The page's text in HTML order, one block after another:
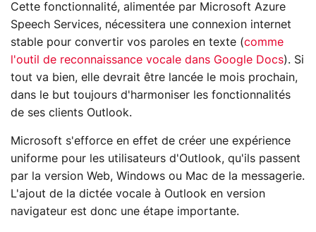
Cette fonctionnalité, alimentée par Microsoft Azure
Speech Services, nécessitera une connexion internet
stable pour convertir vos paroles en texte (comme
l'outil de reconnaissance vocale dans Google Docs). Si
tout va bien, elle devrait être lancée le mois prochain,
dans le but toujours d'harmoniser les fonctionnalités
de ses clients Outlook.
Microsoft s'efforce en effet de créer une expérience
uniforme pour les utilisateurs d'Outlook, qu'ils passent
par la version Web, Windows ou Mac de la messagerie.
L'ajout de la dictée vocale à Outlook en version
navigateur est donc une étape importante.